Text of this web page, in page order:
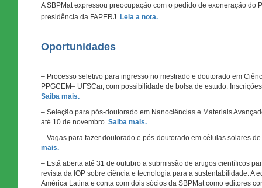
A SBPMat expressou preocupação com o pedido de exoneração do
presidência da FAPERJ. Leia a nota.
Oportunidades
– Processo seletivo para ingresso no mestrado e doutorado em
PPGCEM– UFSCar, com possibilidade de bolsa de estudo.
Saiba mais.
– Seleção para pós-doutorado em Nanociências e Materiais
até 10 de novembro. Saiba mais.
– Vagas para fazer doutorado e pós-doutorado em células solares
mais.
– Está aberta até 31 de outubro a submissão de artigos científicos
revista da IOP sobre ciência e tecnologia para a sustentabilidade. A
América Latina e conta com dois sócios da SBPMat como editores